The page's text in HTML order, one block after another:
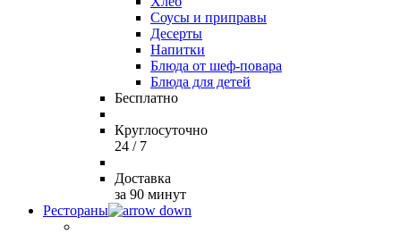
Соусы и приправы
Десерты
Напитки
Блюда от шеф-повара
Блюда для детей
Бесплатно
Круглосуточно
24 / 7
Доставка
за 90 минут
Рестораны